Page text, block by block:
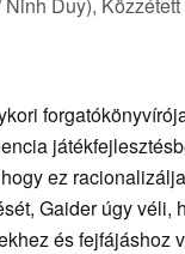
ez
Gaider úgy véli,
és fejfájáshoz